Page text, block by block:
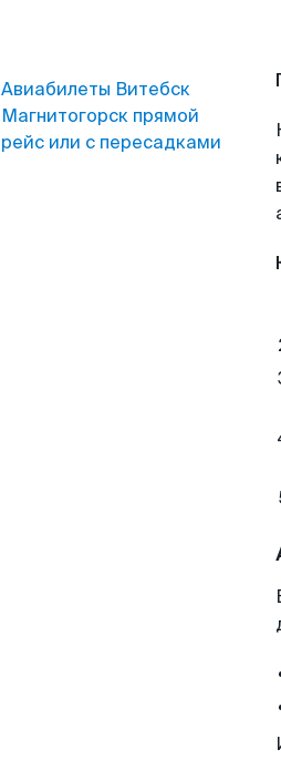
Авиабилеты Витебск
Магнитогорск прямой
рейс или с пересадками